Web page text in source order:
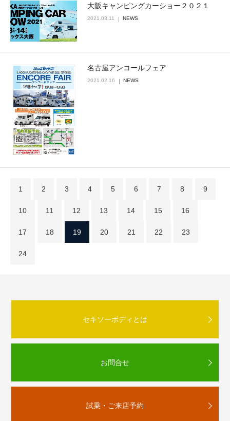
大阪キャンピングカーショー２０２１
2021.03.11 NEWS
名古屋アンコールフェア
2021.02.16 NEWS
1 2 3 4 5 6 7 8 9
10 11 12 13 14 15 16
17 18 19 20 21 22 23
24
セキソーボディとは
お問合せ
試乗・ご来店予約